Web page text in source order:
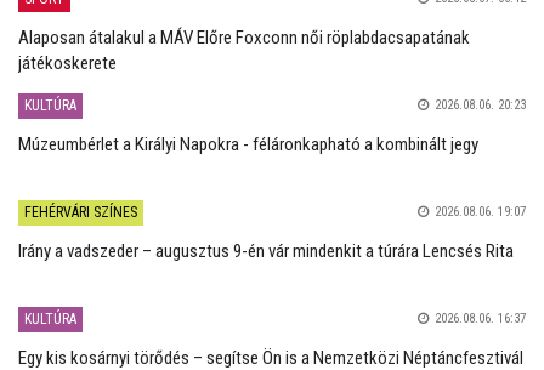
Alaposan átalakul a MÁV Előre Foxconn női röplabdacsapatának
játékoskerete
KULTÚRA 2026.08.06. 20:23
Múzeumbérlet a Királyi Napokra - féláronkapható a kombinált jegy
FEHÉRVÁRI SZÍNES 2026.08.06. 19:07
Irány a vadszeder – augusztus 9-én vár mindenkit a túrára Lencsés Rita
KULTÚRA 2026.08.06. 16:37
Egy kis kosárnyi törődés – segítse Ön is a Nemzetközi Néptáncfesztivál